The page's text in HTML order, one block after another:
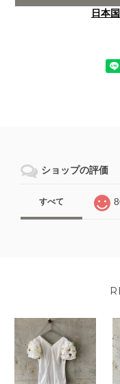
日本
ショップの評価
すべて